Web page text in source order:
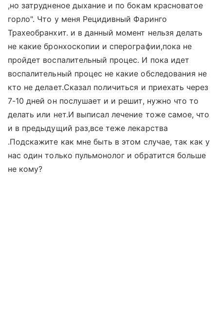
,но затрудненое дыхание и по бокам красноватое
горло". Что у меня Рецидивный Фаринго
Трахеобранхит. и в данный момент нельзя делать
не какие бронхоскопии и сперографии,пока не
пройдет воспалительный процес. И пока идет
воспалительный процес не какие обследования не
кто не делает.Сказал поличиться и приехать через
7-10 дней он послушает и и решит, нужно что то
делать или нет.И выписал лечение тоже самое, что
и в предыдущий раз,все теже лекарства
.Подскажите как мне быть в этом случае, так как у
нас один только пульмонолог и обратится больше
не кому?